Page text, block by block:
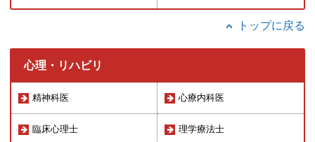
トップに戻る
心理・リハビリ
精神科医 心療内科医
臨床心理士 理学療法士